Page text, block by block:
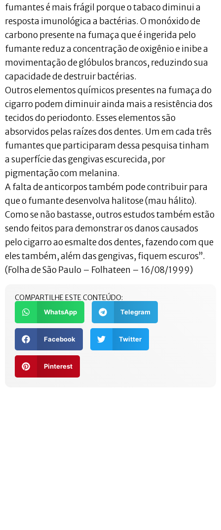
fumantes é mais frágil porque o tabaco diminui a
resposta imunológica a bactérias. O monóxido de
carbono presente na fumaça que é ingerida pelo
fumante reduz a concentração de oxigênio e inibe a
movimentação de glóbulos brancos, reduzindo sua
capacidade de destruir bactérias.
Outros elementos químicos presentes na fumaça do
cigarro podem diminuir ainda mais a resistência dos
tecidos do periodonto. Esses elementos são
absorvidos pelas raízes dos dentes. Um em cada três
fumantes que participaram dessa pesquisa tinham
a superfície das gengivas escurecida, por
pigmentação com melanina.
A falta de anticorpos também pode contribuir para
que o fumante desenvolva halitose (mau hálito).
Como se não bastasse, outros estudos também estão
sendo feitos para demonstrar os danos causados
pelo cigarro ao esmalte dos dentes, fazendo com que
eles também, além das gengivas, fiquem escuros”.
(Folha de São Paulo – Folhateen – 16/08/1999)
COMPARTILHE ESTE CONTEÚDO:
WhatsApp Telegram
Facebook Twitter
Pinterest